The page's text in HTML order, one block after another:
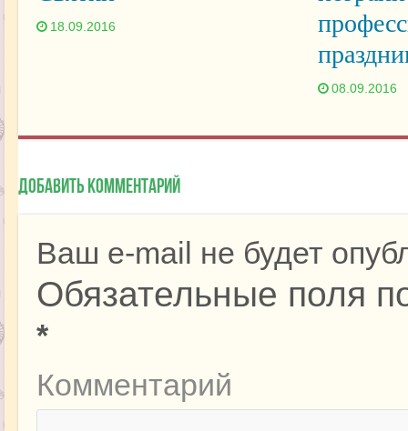
18.09.2016
08.09.2016
Добавить комментарий
Ваш e-mail не будет
Обязательные поля
*
Комментарий